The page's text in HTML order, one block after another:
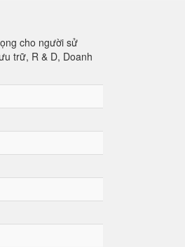
cho người sử
trữ, R & D, Doanh